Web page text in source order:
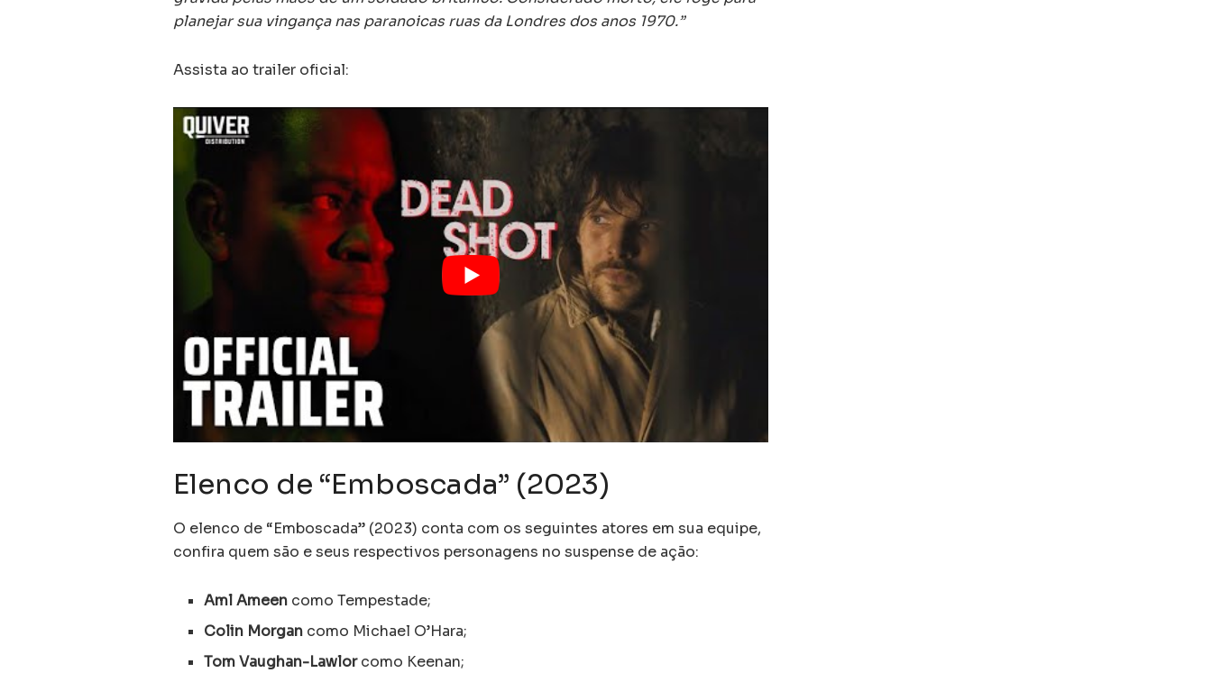
planejar sua vingança nas paranoicas ruas da Londres dos anos 1970.”
Assista ao trailer oficial:
Elenco de “Emboscada” (2023)
O elenco de “Emboscada” (2023) conta com os seguintes atores em sua equipe,
confira quem são e seus respectivos personagens no suspense de ação:
Aml Ameen como Tempestade;
Colin Morgan como Michael O’Hara;
Tom Vaughan-Lawlorcomo Keenan;